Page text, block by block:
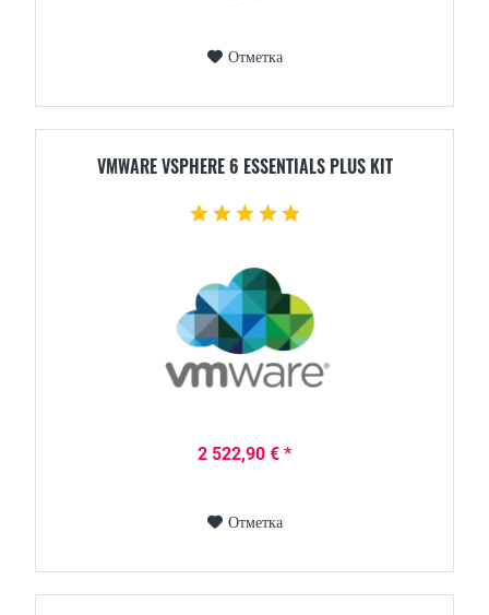
Отметка
VMWARE VSPHERE 6 ESSENTIALS PLUS KIT
2 522,90 € *
Отметка